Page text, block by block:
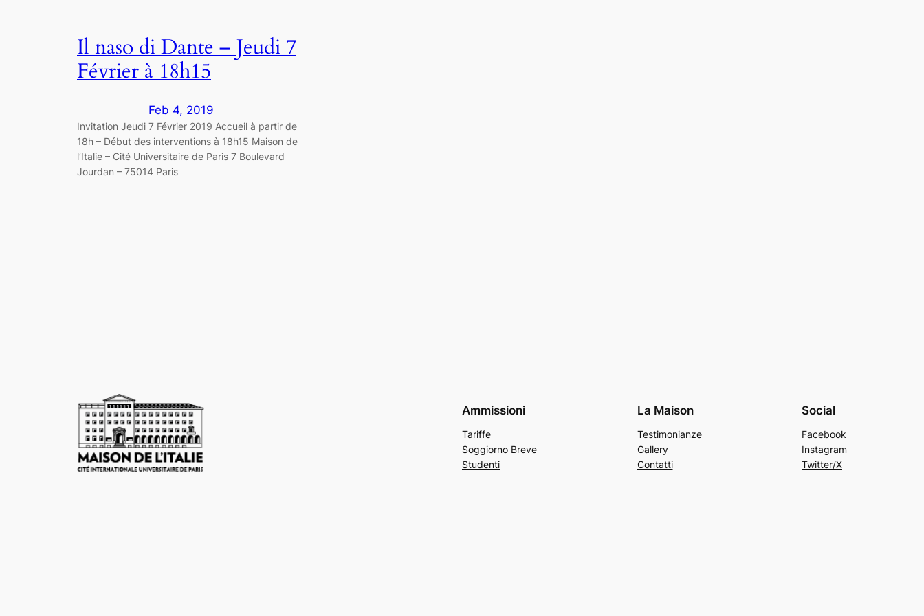
Il naso di Dante – Jeudi 7
Février à 18h15
Feb 4, 2019
Invitation Jeudi 7 Février 2019 Accueil à partir de
18h – Début des interventions à 18h15 Maison de
l’Italie – Cité Universitaire de Paris 7 Boulevard
Jourdan – 75014 Paris
Ammissioni
Tariffe
Soggiorno Breve
Studenti
La Maison
Testimonianze
Gallery
Contatti
Social
Facebook
Instagram
Twitter/X